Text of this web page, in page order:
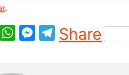
.
T
W M T
el
Share